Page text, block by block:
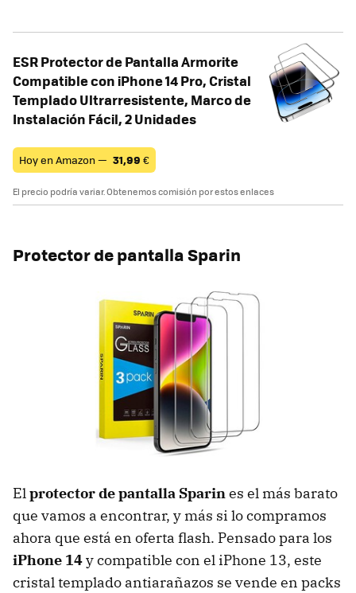
ESR Protector de Pantalla Armorite
Compatible con iPhone 14 Pro, Cristal
Templado Ultrarresistente, Marco de
Instalación Fácil, 2 Unidades
Hoy en Amazon — 31,99 €
El precio podría variar. Obtenemos comisión por estos enlaces
Protector de pantalla Sparin
Elprotector de pantalla Sparines el más barato
que vamos a encontrar, y más si lo compramos
ahora que está en oferta flash. Pensado para los
iPhone 14y compatible con el iPhone 13, este
cristal templado antiarañazos se vende en packs